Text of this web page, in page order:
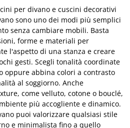
per divano e cuscini decorativi
sono uno dei modi più semplici
senza cambiare mobili. Basta
forme e materiali per
l'aspetto di una stanza e creare
gesti. Scegli tonalità coordinate
oppure abbina colori a contrasto
al soggiorno. Anche
come velluto, cotone o bouclé,
più accogliente e dinamico.
puoi valorizzare qualsiasi stile
e minimalista fino a quello